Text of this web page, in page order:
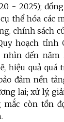
- 2025);
thể hóa các
chính sách
hoạch tỉnh
nhìn đến năm
hiệu quả
đảm nền
lai; xử lý,
mắc còn tồn